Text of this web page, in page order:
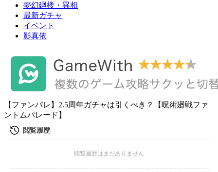
夢幻廻楼・異相
最新ガチャ
イベント
影真依
【ファンパレ】2.5周年ガチャは引くべき？【呪術廻戦ファ
ントムパレード】